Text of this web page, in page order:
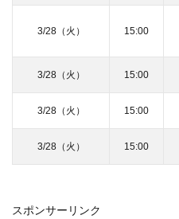
3/28（火） 15:00
3/28（火） 15:00
3/28（火） 15:00
3/28（火） 15:00
スポンサーリンク